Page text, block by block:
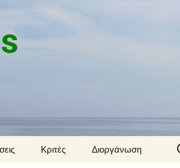
Κριτές Διοργάνωση